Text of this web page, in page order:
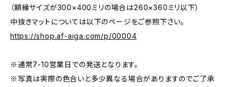
（額縁サイズが300×400ミリの場合は260×360ミリ以下）
中抜きマットについては以下のページをご参照下さい。
https://shop.af-aiga.com/p/00004
※通常7-10営業日での発送となります。
※写真は実際の色合いと多少異なる場合がありますのでご了承